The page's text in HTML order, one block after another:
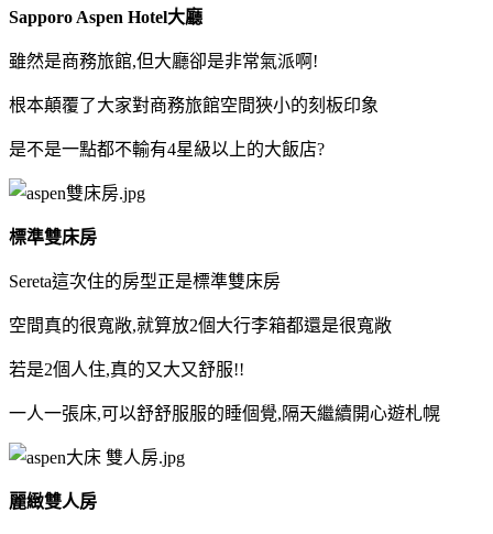
Sapporo Aspen Hotel大廳
雖然是商務旅館,但大廳卻是非常氣派啊!
根本顛覆了大家對商務旅館空間狹小的刻板印象
是不是一點都不輸有4星級以上的大飯店?
標準雙床房
Sereta這次住的房型正是標準雙床房
空間真的很寬敞,就算放2個大行李箱都還是很寬敞
若是2個人住,真的又大又舒服!!
一人一張床,可以舒舒服服的睡個覺,隔天繼續開心遊札幌
麗緻雙人房